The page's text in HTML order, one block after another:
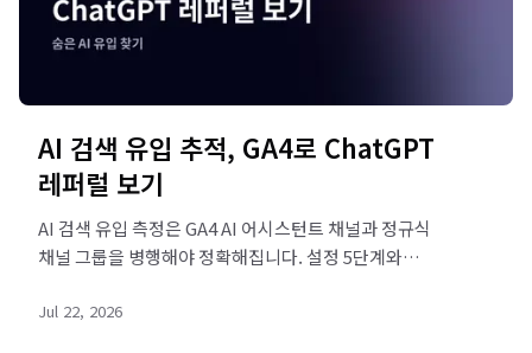
AI 검색 유입 추적, GA4로 ChatGPT
레퍼럴 보기
AI 검색 유입 측정은 GA4 AI 어시스턴트 채널과 정규식
채널 그룹을 병행해야 정확해집니다. 설정 5단계와
Jul 22, 2026